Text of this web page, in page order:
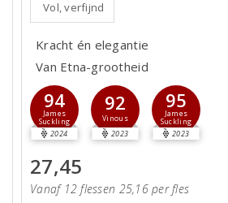
Vol, verfijnd
Kracht én elegantie
Van Etna-grootheid
94
James
Suckling
2024
92
Vinous
2023
95
James
Suckling
2023
27,45
Vanaf 12 flessen 25,16 per fles